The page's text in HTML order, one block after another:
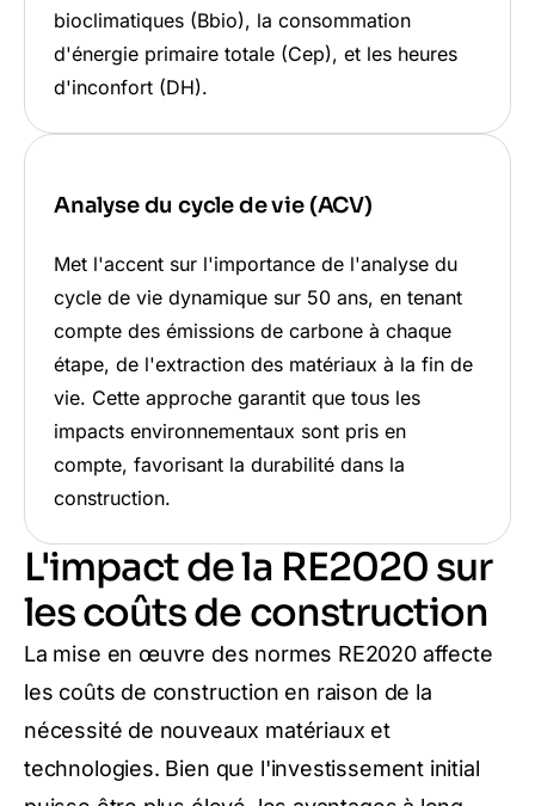
bioclimatiques (Bbio), la consommation
d'énergie primaire totale (Cep), et les heures
d'inconfort (DH).
Analyse du cycle de vie (ACV)
Met l'accent sur l'importance de l'analyse du
cycle de vie dynamique sur 50 ans, en tenant
compte des émissions de carbone à chaque
étape, de l'extraction des matériaux à la fin de
vie. Cette approche garantit que tous les
impacts environnementaux sont pris en
compte, favorisant la durabilité dans la
construction.
L'impact de la RE2020 sur
les coûts de construction
La mise en œuvre des normes RE2020 affecte
les coûts de construction en raison de la
nécessité de nouveaux matériaux et
technologies. Bien que l'investissement initial